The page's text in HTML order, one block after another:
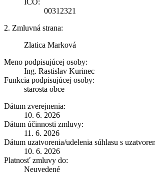
00312321
2. Zmluvná strana:
Zlatica Marková
Meno podpisujúcej osoby:
Ing. Rastislav Kurinec
Funkcia podpisujúcej osoby:
starosta obce
Dátum zverejnenia:
10. 6. 2026
Dátum účinnosti zmluvy:
11. 6. 2026
Dátum uzatvorenia/udelenia súhlasu s
10. 6. 2026
Platnosť zmluvy do:
Neuvedené